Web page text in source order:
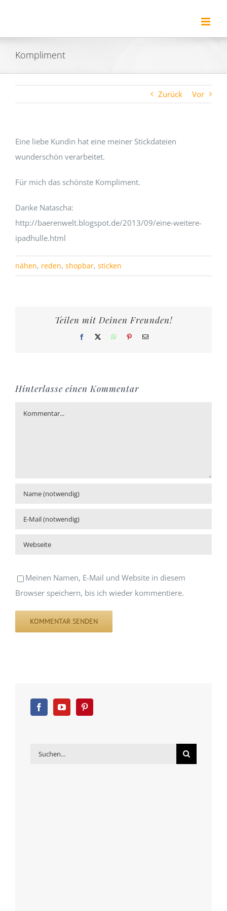
springen
Kompliment
Zurück Vor
Eine liebe Kundin hat eine meiner Stickdateien
wunderschön verarbeitet.
Für mich das schönste Kompliment.
Danke Natascha:
http://baerenwelt.blogspot.de/2013/09/eine-weitere-
ipadhulle.html
nähen, reden, shopbar, sticken
Teilen mit Deinen Freunden!
Facebook WhatsAppPinterestE-
Hinterlasse einen Kommentar
Kommentar
Meinen Namen, E-Mail und Website in diesem
Browser speichern, bis ich wieder kommentiere.
Suche